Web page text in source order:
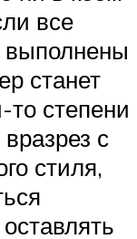
все
выполнены
станет
степени
с
стиля,